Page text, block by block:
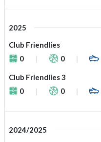
2025
Club Friendlies
0
0
Club Friendlies 3
0
0
2024/2025